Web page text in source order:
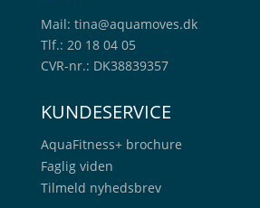
Mail: tina@aquamoves.dk
Tlf.: 20 18 04 05
CVR-nr.: DK38839357
KUNDESERVICE
AquaFitness+ brochure
Faglig viden
Tilmeld nyhedsbrev